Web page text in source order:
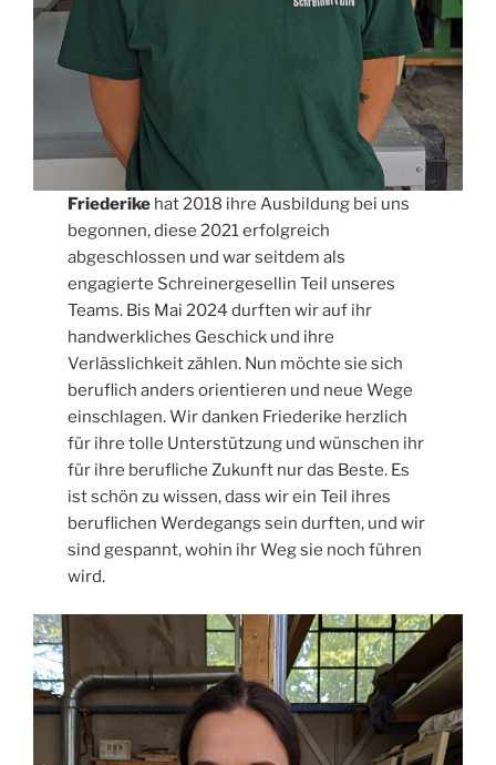
Friederike hat 2018 ihre Ausbildung bei uns
begonnen, diese 2021 erfolgreich
abgeschlossen und war seitdem als
engagierte Schreinergesellin Teil unseres
Teams. Bis Mai 2024 durften wir auf ihr
handwerkliches Geschick und ihre
Verlässlichkeit zählen. Nun möchte sie sich
beruflich anders orientieren und neue Wege
einschlagen. Wir danken Friederike herzlich
für ihre tolle Unterstützung und wünschen ihr
für ihre berufliche Zukunft nur das Beste. Es
ist schön zu wissen, dass wir ein Teil ihres
beruflichen Werdegangs sein durften, und wir
sind gespannt, wohin ihr Weg sie noch führen
wird.